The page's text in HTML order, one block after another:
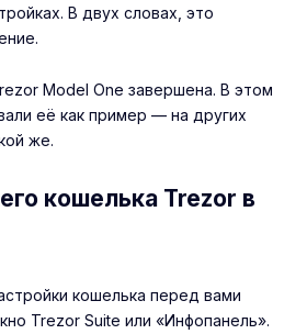
В двух словах, это
Model One завершена. В этом
её как пример — на других
же.
кошелька Trezor в
кошелька перед вами
Trezor Suite или «Инфопанель».